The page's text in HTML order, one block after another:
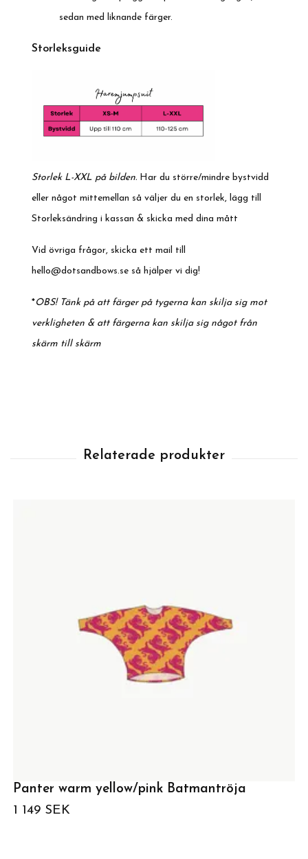
sedan med liknande färger.
Storleksguide
Storlek L-XXL på bilden. Har du större/mindre bystvidd
eller något mittemellan så väljer du en storlek, lägg till
Storleksändring i kassan & skicka med dina mått
Vid övriga frågor, skicka ett mail till
hello@dotsandbows.se så hjälper vi dig!
*OBS! Tänk på att färger på tygerna kan skilja sig mot
verkligheten & att färgerna kan skilja sig något från
skärm till skärm
Panter warm yellow/pink Batmantröja
1 149 SEK